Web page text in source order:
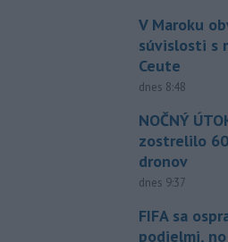
V Maroku
súvislosti s
Ceute
dnes 8:48
NOČNÝ
zostrelilo
dronov
dnes 9:37
FIFA sa
podielmi,